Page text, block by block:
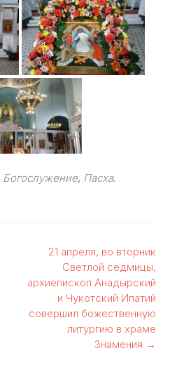
Богослужение, Пасха.
21 апреля, во вторник
Светлой седмицы,
архиепископ Анадырский
и Чукотский Ипатий
совершил божественную
литургию в храме
Знамения →